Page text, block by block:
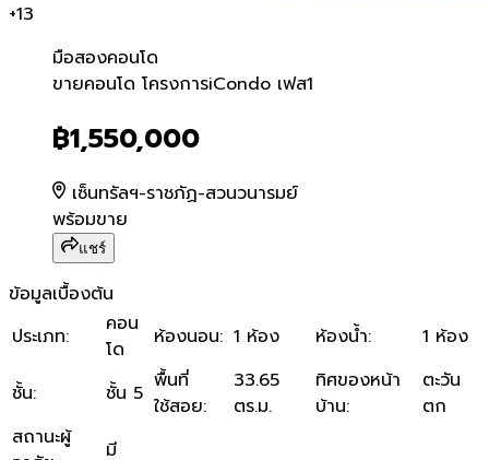
+13
มือสองคอนโด
ขายคอนโด โครงการiCondo
ขายคอนโด โครงการiCondo เฟส1
฿1,550,000
เซ็นทรัลฯ-ราชภัฏ-สวนวนารมย์
พร้อมขาย
แชร์
ข้อมูลเบื้องต้น
ประเภท:
คอน
โด
ห้องนอน: 1 ห้อง ห้องน้ำ: 1 ห้อง
ชั้น: ชั้น 5 พื้นที่
ใช้สอย:
33.65
ตร.ม.
ทิศของหน้า
บ้าน:
ตะวัน
ตก
สถานะผู้
มี